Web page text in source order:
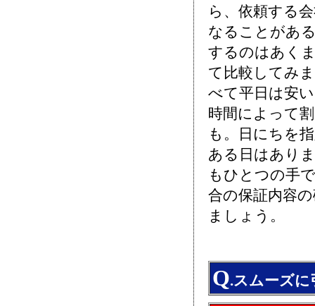
ら、依頼する
なることがあ
するのはあく
て比較してみ
べて平日は安
時間によって
も。日にちを
ある日はあり
もひとつの手
合の保証内容
ましょう。
Q.スムーズ